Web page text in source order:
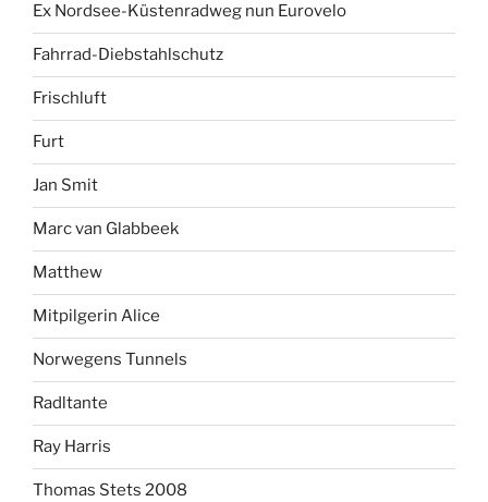
Ex Nordsee-Küstenradweg nun Eurovelo
Fahrrad-Diebstahlschutz
Frischluft
Furt
Jan Smit
Marc van Glabbeek
Matthew
Mitpilgerin Alice
Norwegens Tunnels
Radltante
Ray Harris
Thomas Stets 2008